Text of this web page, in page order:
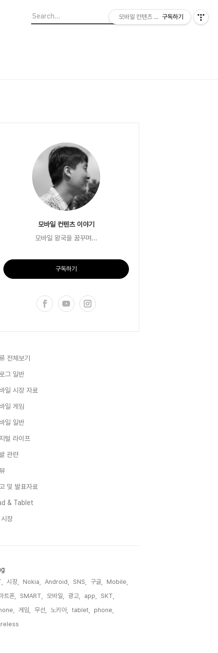
모바일 컨텐츠 이야기
모바일 왕국을 꿈꾸며...
구독하기
전체보기
그 일반
일 시장 자료
일 게임
일 일반
털 라이프
관련
및 발표자료
& Tablet
장
시장, Nokia, Android, SNS, 구글,
Mobile,
트폰,
SMART, 모바일, 광고, app,
SKT,
게임, 무선, 노키아, tablet,
phone,
모바일 컨텐츠 이야기구독하기